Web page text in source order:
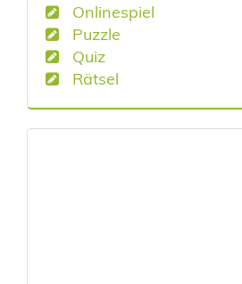
Onlinespiel
Puzzle
Quiz
Rätsel